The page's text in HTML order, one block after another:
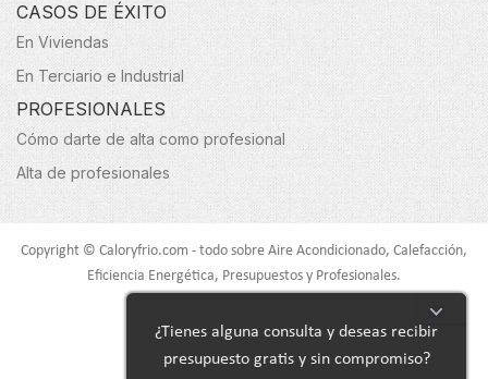
CASOS DE ÉXITO
En Viviendas
En Terciario e Industrial
PROFESIONALES
Cómo darte de alta como profesional
Alta de profesionales
Copyright © Caloryfrio.com - todo sobre Aire Acondicionado, Calefacción,
Eficiencia Energética, Presupuestos y Profesionales.
¿Tienes alguna consulta y deseas recibir
presupuesto gratis y sin compromiso?